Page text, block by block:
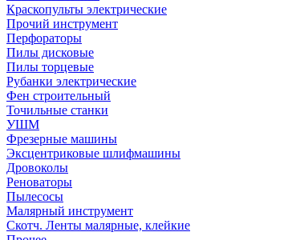
Краскопульты электрические
Прочий инструмент
Перфораторы
Пилы дисковые
Пилы торцевые
Рубанки электрические
Фен строительный
Точильные станки
УШМ
Фрезерные машины
Эксцентриковые шлифмашины
Дровоколы
Реноваторы
Пылесосы
Малярный инструмент
Скотч. Ленты малярные, клейкие